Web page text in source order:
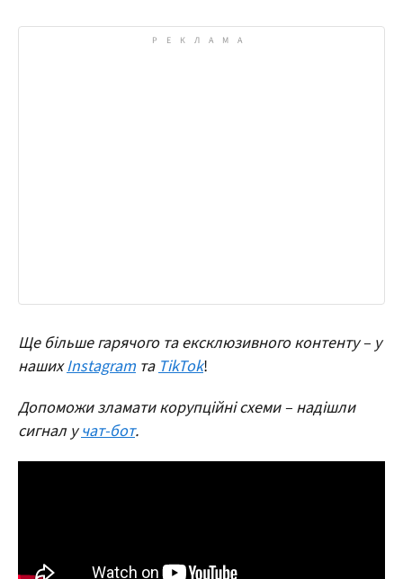
Ще більше гарячого та ексклюзивного контенту – у
нашихInstagram таTikTok!
Допоможи зламати корупційні схеми – надішли
сигнал учат-бот.